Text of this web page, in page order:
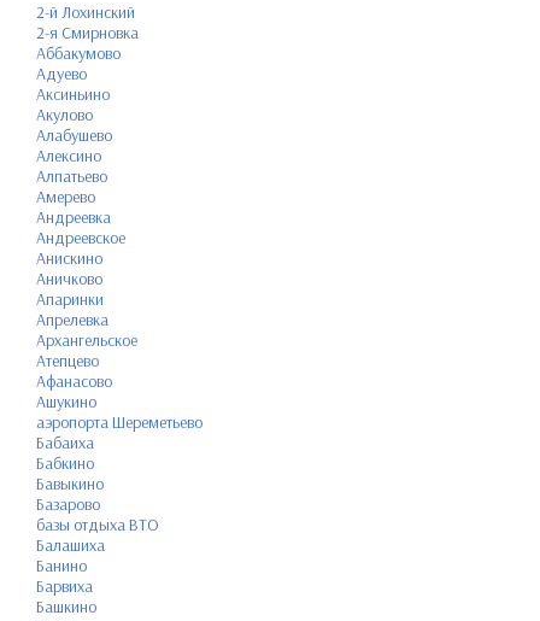
2-й Лохинский
2-я Смирновка
Аббакумово
Адуево
Аксиньино
Акулово
Алабушево
Алексино
Алпатьево
Амерево
Андреевка
Андреевское
Анискино
Аничково
Апаринки
Апрелевка
Архангельское
Атепцево
Афанасово
Ашукино
аэропорта Шереметьево
Бабаиха
Бабкино
Бавыкино
Базарово
базы отдыха ВТО
Балашиха
Банино
Барвиха
Башкино